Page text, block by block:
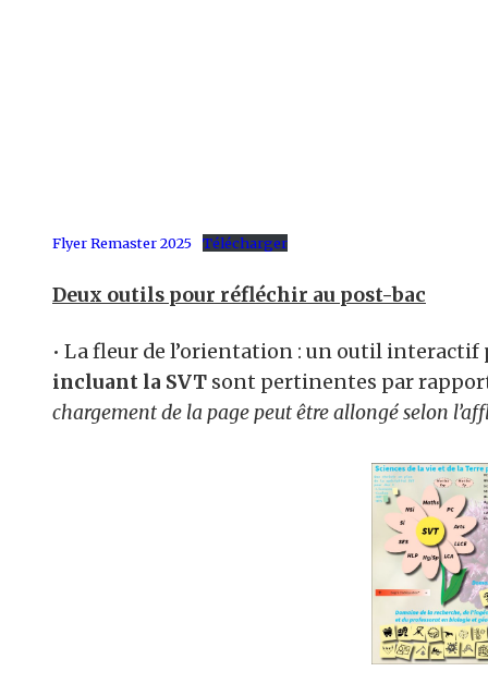
Flyer Remaster 2025 Télécharger
Deux outils pour réfléchir au post-bac
• La fleur de l’orientation : un outil
incluant la SVT sont pertinentes par
chargement de la page peut être allongé selon